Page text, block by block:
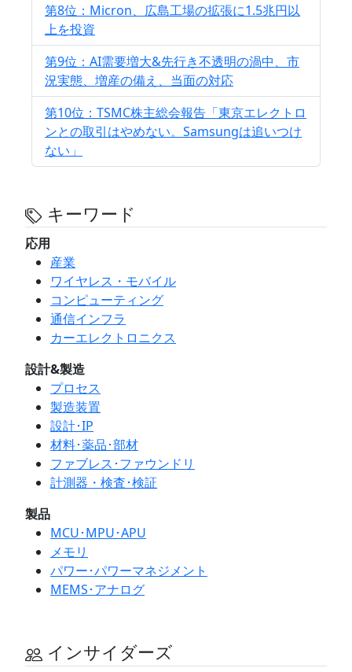
第8位：Micron、広島工場の拡張に1.5兆円以
上を投資
第9位：AI需要増大&先行き不透明の渦中、市
況実態、増産の備え、当面の対応
第10位：TSMC株主総会報告「東京エレクトロ
ンとの取引はやめない。Samsungは追いつけ
ない」
キーワード
応用
産業
ワイヤレス・モバイル
コンピューティング
通信インフラ
カーエレクトロニクス
設計&製造
プロセス
製造装置
設計･IP
材料･薬品･部材
ファブレス･ファウンドリ
計測器・検査･検証
製品
MCU･MPU･APU
メモリ
パワー･パワーマネジメント
MEMS･アナログ
インサイダーズ